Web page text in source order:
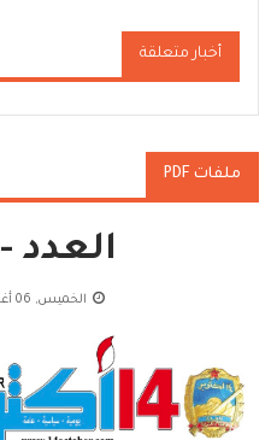
أخبار متعلقة
ملفات PDF
العدد - 18190
الخميس, 06 أغسطس 2026